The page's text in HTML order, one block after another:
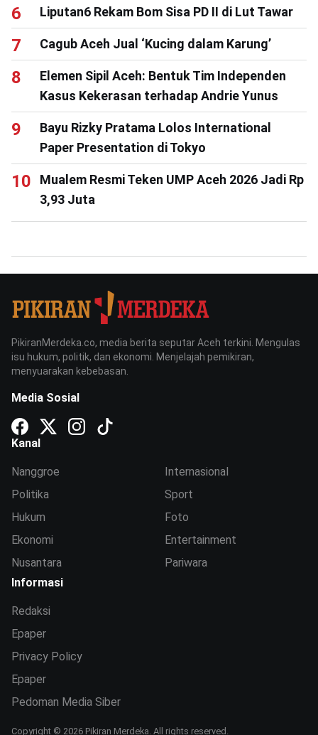
Liputan6 Rekam Bom Sisa PD II di Lut Tawar
Cagub Aceh Jual ‘Kucing dalam Karung’
Elemen Sipil Aceh: Bentuk Tim Independen
Kasus Kekerasan terhadap Andrie Yunus
Bayu Rizky Pratama Lolos International
Paper Presentation di Tokyo
Mualem Resmi Teken UMP Aceh 2026 Jadi Rp
3,93 Juta
PikiranMerdeka.co, media berita seputar Aceh terkini. Mengulas
isu hukum, politik, dan ekonomi. Menjelajah pemikiran,
menyuarakan kebebasan.
Media Sosial
Kanal
Nanggroe
Politika
Hukum
Ekonomi
Nusantara
Internasional
Sport
Foto
Entertainment
Pariwara
Informasi
Redaksi
Epaper
Privacy Policy
Epaper
Pedoman Media Siber
Copyright © 2026 Pikiran Merdeka. All rights reserved.